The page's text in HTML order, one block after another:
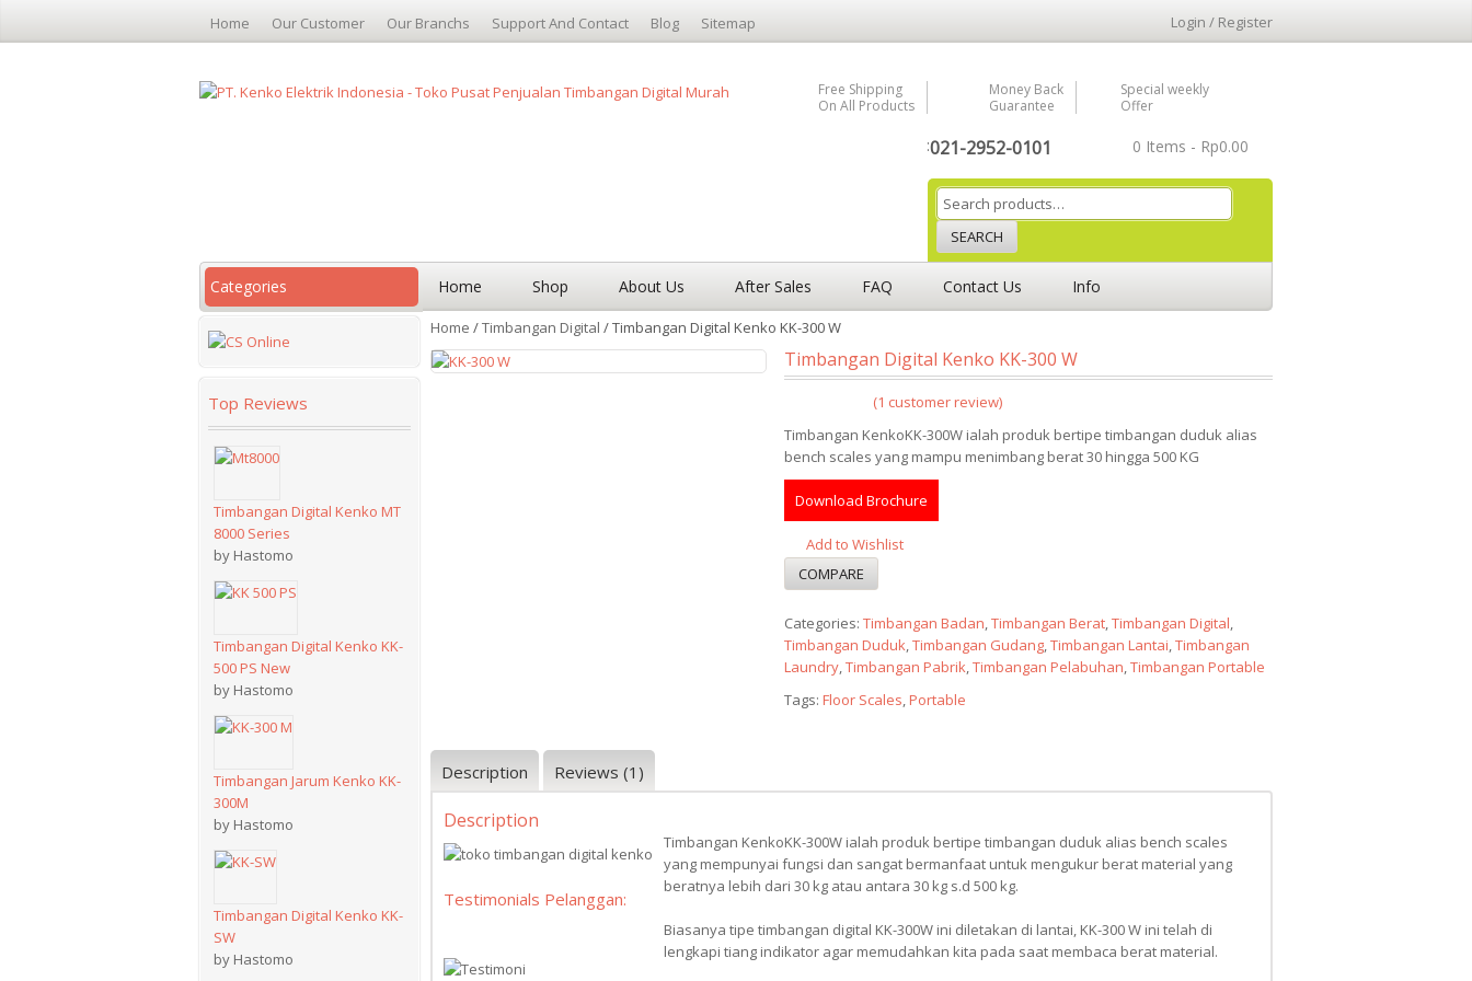
Home Our Customer Our Branchs Support And Contact Blog Sitemap Login / Register
Free Shipping
On All Products
Money Back
Guarantee
Special weekly
Offer
:021-2952-0101 0 Items - Rp0.00
SEARCH
Categories Home Shop About Us After Sales FAQ Contact Us Info
Home /Timbangan Digital / Timbangan Digital Kenko KK-300 W
Timbangan Digital Kenko KK-300 W
out of 5
based on
1
customer
rating
(1 customer review)
Timbangan KenkoKK-300W ialah produk bertipe timbangan duduk alias
bench scales yang mampu menimbang berat 30 hingga 500 KG
Download Brochure
Add to Wishlist
COMPARE
Categories: Timbangan Badan Timbangan Berat, Timbangan Digital
Timbangan Duduk Timbangan Gudang, Timbangan Lantai Timbangan
Laundry, Timbangan Pabrik Timbangan Pelabuhan Timbangan Portable
Tags: Floor Scales Portable
Description Reviews (1)
Description
Testimonials Pelanggan:
Timbangan KenkoKK-300W ialah produk bertipe timbangan duduk alias bench scales
yang mempunyai fungsi dan sangat bermanfaat untuk mengukur berat material yang
beratnya lebih dari 30 kg atau antara 30 kg s.d 500 kg.
Biasanya tipe timbangan digital KK-300W ini diletakan di lantai, KK-300 W ini telah di
lengkapi tiang indikator agar memudahkan kita pada saat membaca berat material.
Top Reviews
Timbangan Digital Kenko MT
8000 Series
by Hastomo
Timbangan Digital Kenko KK-
500 PS New
by Hastomo
Timbangan Jarum Kenko KK-
300M
by Hastomo
Timbangan Digital Kenko KK-
SW
by Hastomo